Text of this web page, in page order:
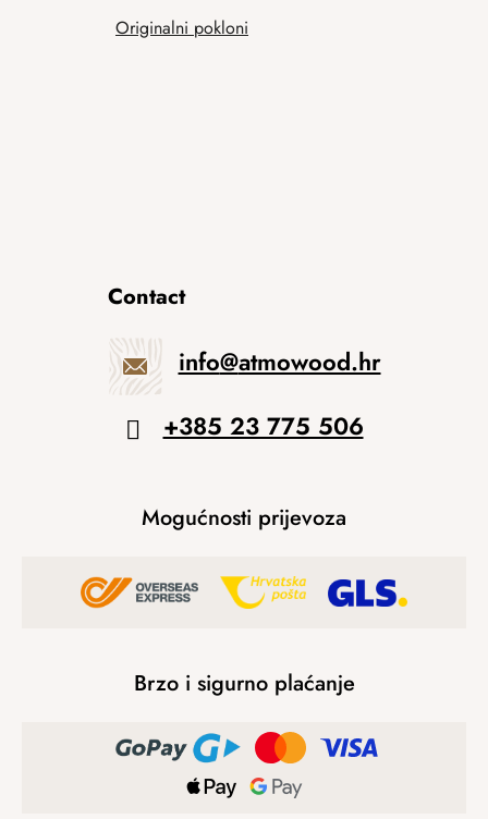
Originalni pokloni
Contact
info@atmowood.hr
+385 23 775 506
Mogućnosti prijevoza
Brzo i sigurno plaćanje